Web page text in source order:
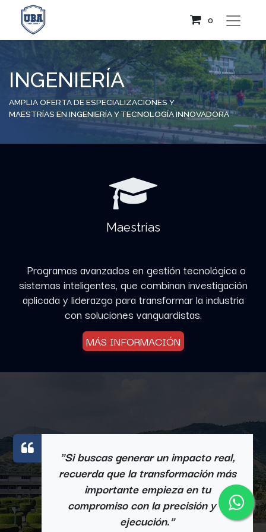
0
INGENIERÍA
AMPLIA OFERTA DE ESPECIALIZACIONES Y
MAESTRÍAS EN INGENIERÍA Y TECNOLOGÍA INNOVADORA
Maestrías
Programas avanzados en gestión tecnológica o
sistemas inteligentes, que combinan investigación
aplicada y liderazgo para transformar la industria
con soluciones vanguardistas.
MÁS INFORMACIÓN
"Si buscas generar un impacto real,
recuerda que la transformación más
importante empieza en tu
compromiso con la precisión y la
ejecución."